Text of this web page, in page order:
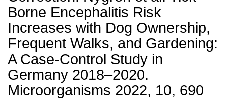
Borne Encephalitis Risk
Increases with Dog Ownership,
Frequent Walks, and Gardening:
A Case-Control Study in
Germany 2018–2020.
Microorganisms 2022, 10, 690